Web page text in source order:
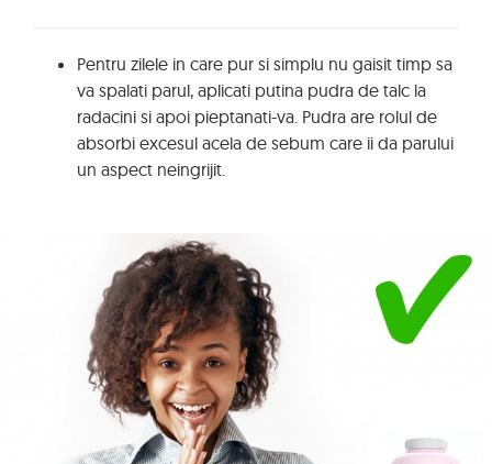
Pentru zilele in care pur si simplu nu gaisit timp sa
va spalati parul, aplicati putina pudra de talc la
radacini si apoi pieptanati-va. Pudra are rolul de
absorbi excesul acela de sebum care ii da parului
un aspect neingrijit.